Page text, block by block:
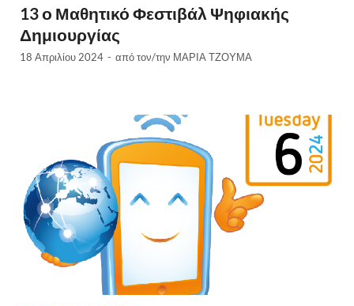
13 ο Μαθητικό Φεστιβάλ Ψηφιακής
Δημιουργίας
18 Απριλίου 2024 - από τον/την ΜΑΡΙΑ ΤΖΟΥΜΑ